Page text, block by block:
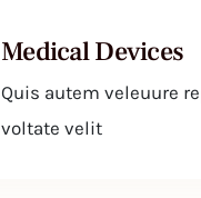
Medical Devices
Quis autem veleuure
voltate velit